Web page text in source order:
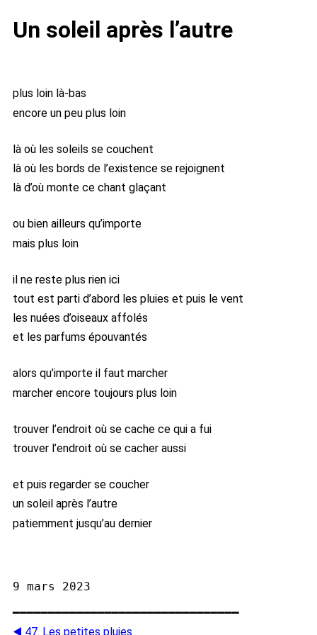
Un soleil après l’autre
plus loin là-bas
encore un peu plus loin
là où les soleils se couchent
là où les bords de l’existence se rejoignent
là d’où monte ce chant glaçant
ou bien ailleurs qu’importe
mais plus loin
il ne reste plus rien ici
tout est parti d’abord les pluies et puis le vent
les nuées d’oiseaux affolés
et les parfums épouvantés
alors qu’importe il faut marcher
marcher encore toujours plus loin
trouver l’endroit où se cache ce qui a fui
trouver l’endroit où se cacher aussi
et puis regarder se coucher
un soleil après l’autre
patiemment jusqu’au dernier
━━━━━━━━━━━━━━━━━━━━━━━━━━━━━━━━
◀️ 47. Les petites pluies